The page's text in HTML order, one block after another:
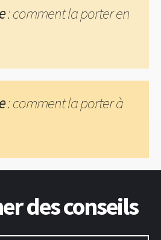
: comment la porter en
: comment la porter à
des conseils